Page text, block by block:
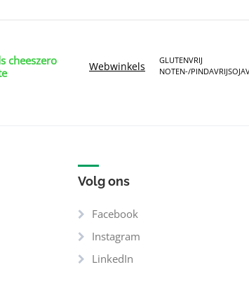
cheeszero
Webwinkels
GLUTENVRIJ
NOTEN-/PINDAVRIJ
Volg ons
Facebook
Instagram
LinkedIn